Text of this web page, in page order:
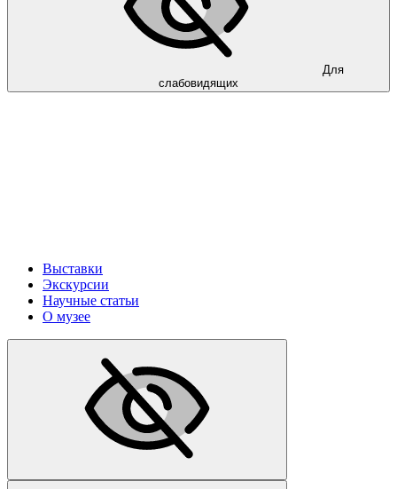
Для
слабовидящих
Выставки
Экскурсии
Научные статьи
О музее